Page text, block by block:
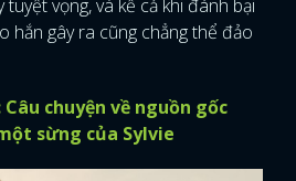
vọng, và kể cả khi đánh bại
hắn gây ra cũng chẳng thể đảo
Câu chuyện về nguồn gốc
sừng của Sylvie